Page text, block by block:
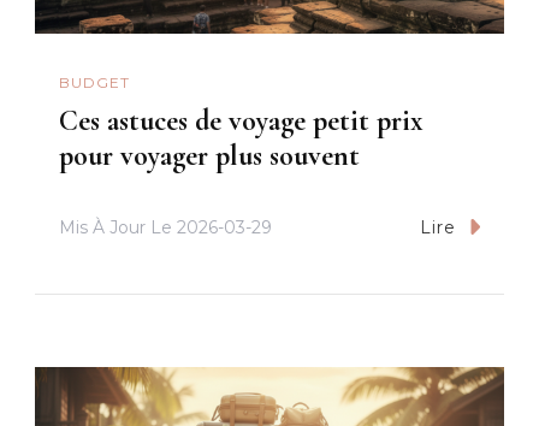
BUDGET
Ces astuces de voyage petit prix
pour voyager plus souvent
Mis À Jour Le 2026-03-29 Lire